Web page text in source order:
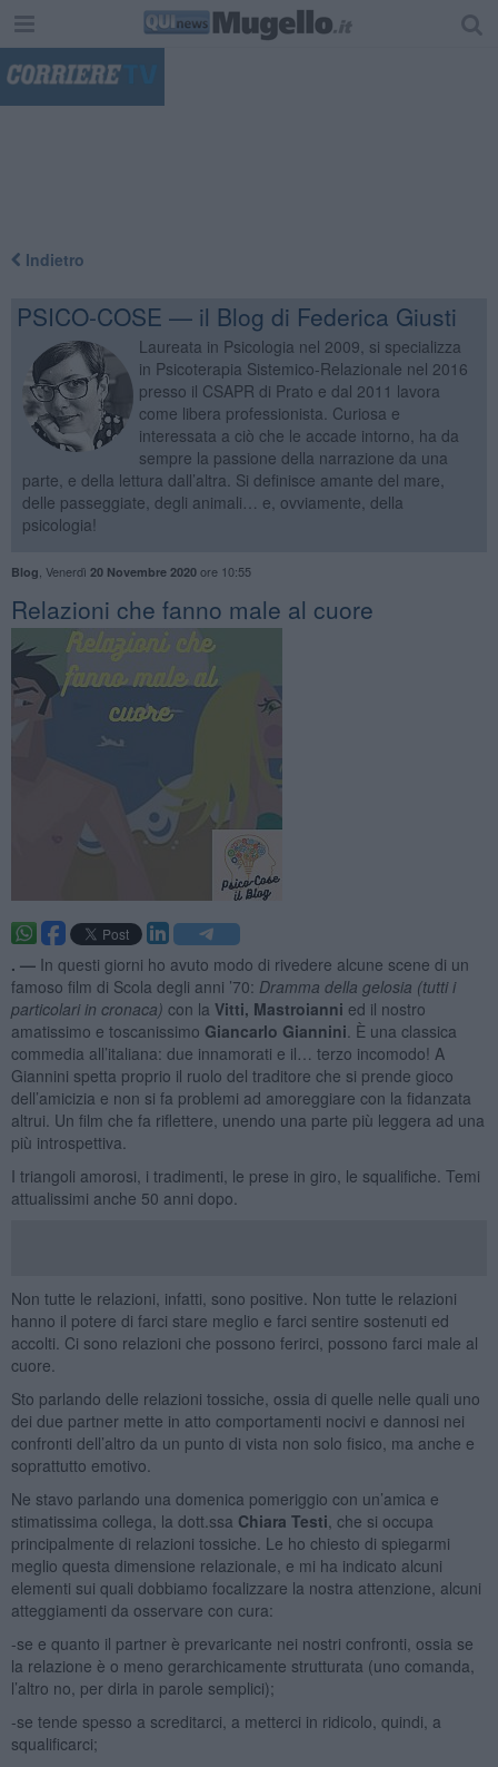
Indietro
PSICO-COSE — il Blog di Federica Giusti
Laureata in Psicologia nel 2009, si specializza
in Psicoterapia Sistemico-Relazionale nel 2016
presso il CSAPR di Prato e dal 2011 lavora
come libera professionista. Curiosa e
interessata a ciò che le accade intorno, ha da
sempre la passione della narrazione da una
parte, e della lettura dall’altra. Si definisce amante del mare,
delle passeggiate, degli animali… e, ovviamente, della
psicologia!
Blog Venerdì 20 Novembre 2020ore 10:55
​Relazioni che fanno male al cuore
. — In questi giorni ho avuto modo di rivedere alcune scene di un
famoso film di Scola degli anni ’70: Dramma della gelosia (tutti i
particolari in cronaca) con la Vitti, Mastroianni ed il nostro
amatissimo e toscanissimo Giancarlo Giannini . È una classica
commedia all’italiana: due innamorati e il… terzo incomodo! A
Giannini spetta proprio il ruolo del traditore che si prende gioco
dell’amicizia e non si fa problemi ad amoreggiare con la fidanzata
altrui. Un film che fa riflettere, unendo una parte più leggera ad una
più introspettiva.
I triangoli amorosi, i tradimenti, le prese in giro, le squalifiche. Temi
attualissimi anche 50 anni dopo.
Non tutte le relazioni, infatti, sono positive. Non tutte le relazioni
hanno il potere di farci stare meglio e farci sentire sostenuti ed
accolti. Ci sono relazioni che possono ferirci, possono farci male al
cuore.
Sto parlando delle relazioni tossiche, ossia di quelle nelle quali uno
dei due partner mette in atto comportamenti nocivi e dannosi nei
confronti dell’altro da un punto di vista non solo fisico, ma anche e
soprattutto emotivo.
Ne stavo parlando una domenica pomeriggio con un’amica e
stimatissima collega, la dott.ssa Chiara Testi , che si occupa
principalmente di relazioni tossiche. Le ho chiesto di spiegarmi
meglio questa dimensione relazionale, e mi ha indicato alcuni
elementi sui quali dobbiamo focalizzare la nostra attenzione, alcuni
atteggiamenti da osservare con cura:
-se e quanto il partner è prevaricante nei nostri confronti, ossia se
la relazione è o meno gerarchicamente strutturata (uno comanda,
l’altro no, per dirla in parole semplici);
-se tende spesso a screditarci, a metterci in ridicolo, quindi, a
squalificarci;